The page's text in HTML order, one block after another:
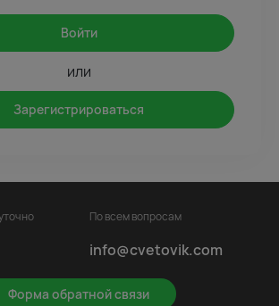
Войти
или
Зарегистрироваться
Форма обратной связи
По всем вопросам
info@cvetovik.com